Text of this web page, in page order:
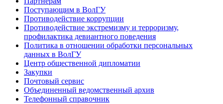
Поступающим в ВолГУ
Противодействие коррупции
Противодействие экстремизму и терроризму,
профилактика девиантного поведения
Политика в отношении обработки персональных
данных в ВолГУ
Центр общественной дипломатии
Закупки
Почтовый сервис
Объединенный ведомственный архив
Телефонный справочник